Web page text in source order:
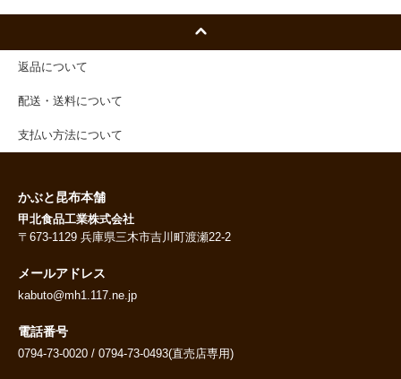
返品について
配送・送料について
支払い方法について
かぶと昆布本舗
甲北食品工業株式会社
〒673-1129 兵庫県三木市吉川町渡瀬22-2
メールアドレス
kabuto@mh1.117.ne.jp
電話番号
0794-73-0020 / 0794-73-0493(直売店専用)